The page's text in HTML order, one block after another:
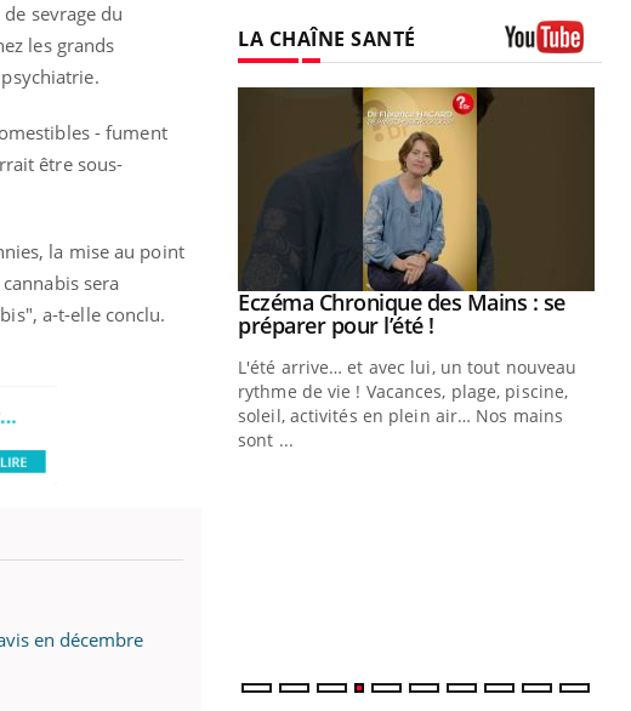
sevrage du
les grands
- fument
être sous-
la mise au point
sera
a-t-elle conclu.
en décembre
LA CHAÎNE SANTÉ
mentale : et si on
Youtube
parfois chez les soignants.
Youtube
Eczéma Chronique des Mains : se
préparer pour l’été !Youtube
L'été arrive… et avec lui, un tout nouveau
rythme de vie ! Vacances, plage, piscine,
soleil, activités en plein air… Nos mains
sont ...